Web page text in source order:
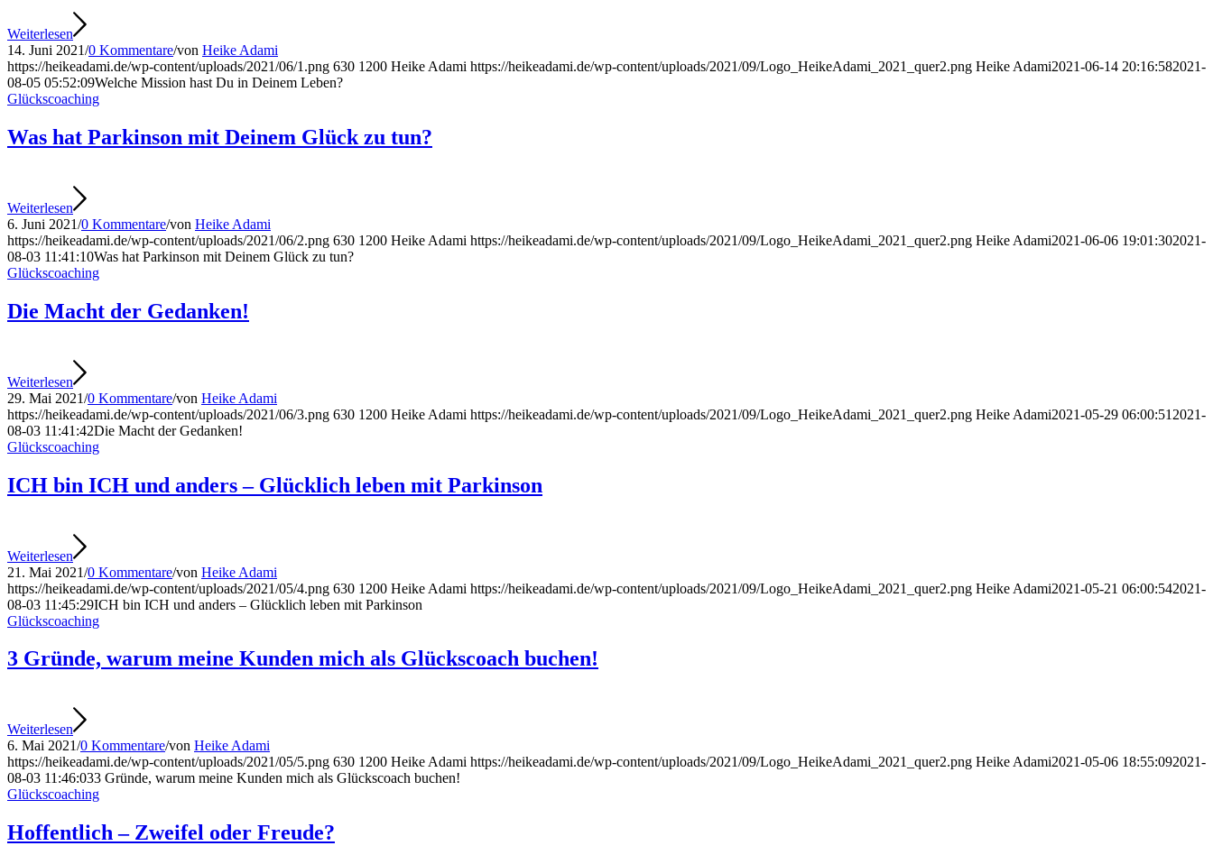
Weiterlesen
14. Juni 2021/0 Kommentare/von Heike Adami
https://heikeadami.de/wp-content/uploads/2021/06/1.png 630 1200 Heike Adami https://heikeadami.de/wp-content/uploads/2021/09/Logo_HeikeAdami_2021_quer2.png Heike Adami2021-06-14 20:16:582021-
08-05 05:52:09Welche Mission hast Du in Deinem Leben?
Glückscoaching
Was hat Parkinson mit Deinem Glück zu tun?
Weiterlesen
6. Juni 2021/0 Kommentare/von Heike Adami
https://heikeadami.de/wp-content/uploads/2021/06/2.png 630 1200 Heike Adami https://heikeadami.de/wp-content/uploads/2021/09/Logo_HeikeAdami_2021_quer2.png Heike Adami2021-06-06 19:01:302021-
08-03 11:41:10Was hat Parkinson mit Deinem Glück zu tun?
Glückscoaching
Die Macht der Gedanken!
Weiterlesen
29. Mai 2021/0 Kommentare/von Heike Adami
https://heikeadami.de/wp-content/uploads/2021/06/3.png 630 1200 Heike Adami https://heikeadami.de/wp-content/uploads/2021/09/Logo_HeikeAdami_2021_quer2.png Heike Adami2021-05-29 06:00:51 2021-
08-03 11:41:42Die Macht der Gedanken!
Glückscoaching
ICH bin ICH und anders – Glücklich leben mit Parkinson
Weiterlesen
21. Mai 2021/0 Kommentare/von Heike Adami
https://heikeadami.de/wp-content/uploads/2021/05/4.png 630 1200 Heike Adami https://heikeadami.de/wp-content/uploads/2021/09/Logo_HeikeAdami_2021_quer2.png Heike Adami2021-05-21 06:00:542021-
08-03 11:45:29ICH bin ICH und anders – Glücklich leben mit Parkinson
Glückscoaching
3 Gründe, warum meine Kunden mich als Glückscoach buchen!
Weiterlesen
6. Mai 2021/0 Kommentare/von Heike Adami
https://heikeadami.de/wp-content/uploads/2021/05/5.png 630 1200 Heike Adami https://heikeadami.de/wp-content/uploads/2021/09/Logo_HeikeAdami_2021_quer2.png Heike Adami2021-05-06 18:55:092021-
08-03 11:46:033 Gründe, warum meine Kunden mich als Glückscoach buchen!
Glückscoaching
Hoffentlich – Zweifel oder Freude?